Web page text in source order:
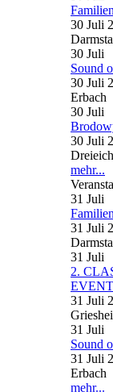
30 Juli
30 Juli
Sound
30 Juli
Erbach
30 Juli
30 Juli
mehr...
31 Juli
31 Juli
31 Juli
2.
31 Juli
31 Juli
Sound
31 Juli
Erbach
mehr...